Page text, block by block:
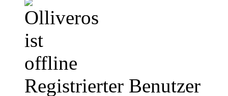
Registrierter Benutzer